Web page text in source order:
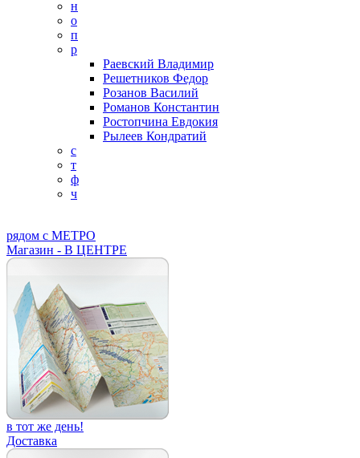
н
о
п
р
Раевский Владимир
Решетников Федор
Розанов Василий
Романов Константин
Ростопчина Евдокия
Рылеев Кондратий
с
т
ф
ч
рядом с МЕТРО
Магазин - В ЦЕНТРЕ
в тот же день!
Доставка